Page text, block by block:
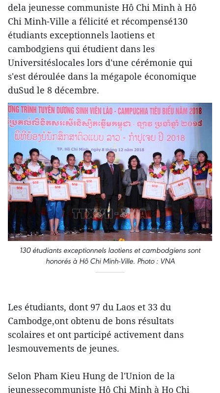
dela jeunesse communiste Hô Chi Minh à Hô
Chi Minh-Ville a félicité et récompensé130
étudiants exceptionnels laotiens et
cambodgiens qui étudient dans les
Universitéslocales lors d'une cérémonie qui
s'est déroulée dans la mégapole économique
duSud le 8 décembre.
130 étudiants exceptionnels laotiens et cambodgiens sont
honorés à Hô Chi Minh-Ville. Photo : VNA
Les étudiants, dont 97 du Laos et 33 du
Cambodge,ont obtenu de bons résultats
scolaires et ont participé activement dans
lesmouvements de jeunes.
Selon Pham Kieu Hung de l'Union de la
jeunessecommuniste Hô Chi Minh à Ho Chi